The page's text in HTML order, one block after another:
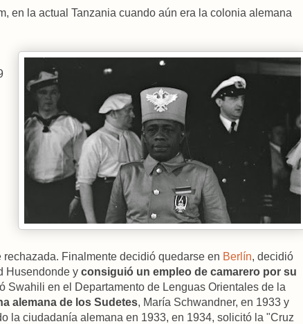
en la actual Tanzania cuando aún era la colonia alemana
Finalmente decidió quedarse en Berlín, decidió
Husendonde y consiguió un empleo de camarero por su
Swahili en el Departamento de Lenguas Orientales de la
alemana de los Sudetes, María Schwandner, en 1933 y
la ciudadanía alemana en 1933, en 1934, solicitó la "Cruz